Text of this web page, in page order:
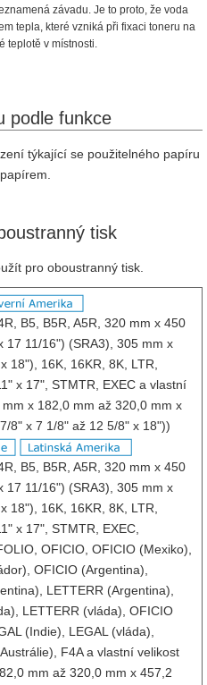
závadu. Je to proto, že voda
tepla, které vzniká při fixaci toneru na
teplotě v místnosti.
podle funkce
týkající se použitelného papíru
tisk
pro oboustranný tisk.
B5, B5R, A5R, 320 mm x 450
17 11/16") (SRA3), 305 mm x
18"), 16K, 16KR, 8K, LTR,
x 17", STMTR, EXEC a vlastní
x 182,0 mm až 320,0 mm x
8" x 7 1/8" až 12 5/8" x 18"))
B5, B5R, A5R, 320 mm x 450
17 11/16") (SRA3), 305 mm x
18"), 16K, 16KR, 8K, LTR,
x 17", STMTR, EXEC,
OFICIO, OFICIO (Mexiko),
OFICIO (Argentina),
LETTERR (Argentina),
LETTERR (vláda), OFICIO
(Indie), LEGAL (vláda),
F4A a vlastní velikost
mm až 320,0 mm x 457,2